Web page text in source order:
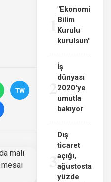
TW
"Ekonomi
Bilim
Kurulu
kurulsun"
İş
dünyası
2020'ye
umutla
bakıyor
3
Dış
ticaret
açığı,
ağustosta
yüzde